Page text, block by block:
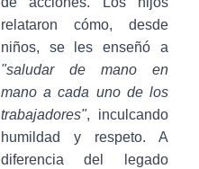
relataron cómo, desde
niños, se les enseñó a
"saludar de mano en
mano a cada uno de los
trabajadores", inculcando
humildad y respeto. A
diferencia del legado